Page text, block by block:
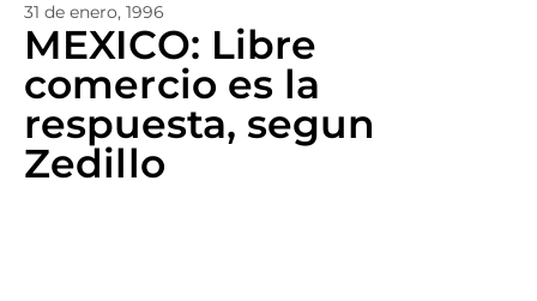
31 de enero, 1996
MEXICO: Libre
comercio es la
respuesta, segun
Zedillo